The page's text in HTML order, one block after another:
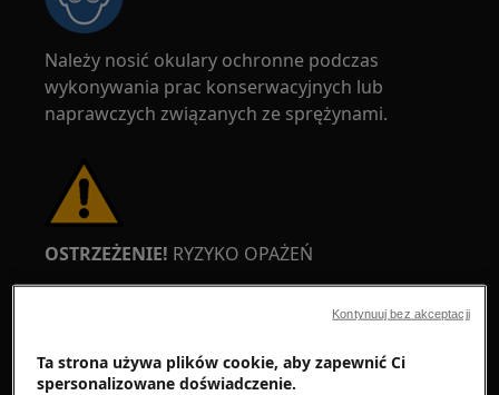
Należy nosić okulary ochronne podczas
wykonywania prac konserwacyjnych lub
naprawczych związanych ze sprężynami.
OSTRZEŻENIE! RYZYKO OPAŻEŃ
konserwacji upewnij się, że urządzenie nie jest
gorące.
Ta strona używa plików cookie, aby zapewnić Ci
spersonalizowane doświadczenie.
Kontynuuj bez akceptacji